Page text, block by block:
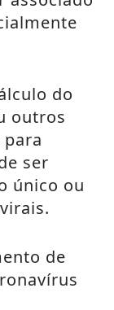
do
outros
ser
único ou
de